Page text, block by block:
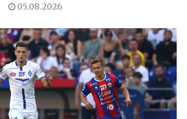
05.08.2026